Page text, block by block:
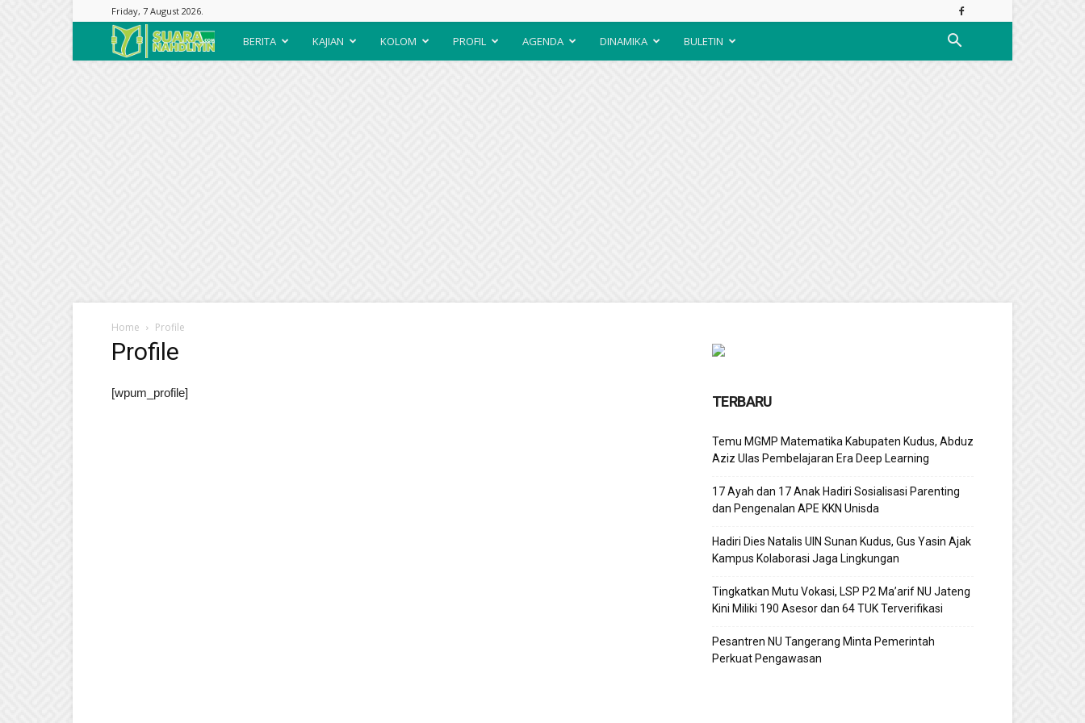
Friday, 7 August 2026.
Suara
BERITA KAJIAN KOLOM PROFIL AGENDA DINAMIKA BULETIN
Home Profile
Profile
[wpum_profile]
TERBARU
Temu MGMP Matematika Kabupaten Kudus, Abduz
Aziz Ulas Pembelajaran Era Deep Learning
17 Ayah dan 17 Anak Hadiri Sosialisasi Parenting
dan Pengenalan APE KKN Unisda
Hadiri Dies Natalis UIN Sunan Kudus, Gus Yasin Ajak
Kampus Kolaborasi Jaga Lingkungan
Tingkatkan Mutu Vokasi, LSP P2 Ma’arif NU Jateng
Kini Miliki 190 Asesor dan 64 TUK Terverifikasi
Pesantren NU Tangerang Minta Pemerintah
Perkuat Pengawasan